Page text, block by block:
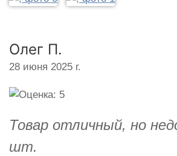
Олег П.
28 июня 2025 г.
Товар отличный, но
шт.